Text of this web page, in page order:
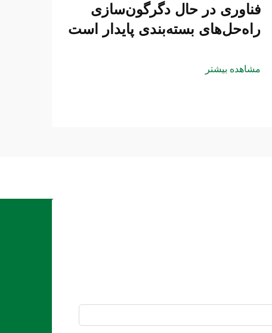
فناوری در حال دگرگون‌سازی
راه‌حل‌های بسته‌بندی پایدار است
مشاهده بیشتر